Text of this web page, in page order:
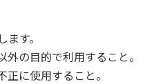
す。
の目的で利用すること。
に使用すること。